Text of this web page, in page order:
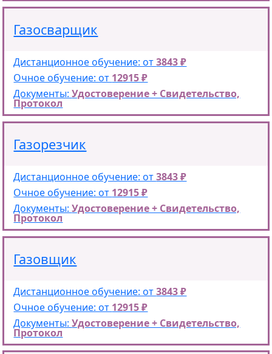
Газосварщик
Дистанционное обучение: от3843 ₽
Очное обучение: от 12915 ₽
Документы:Удостоверение + Свидетельство,
Протокол
Газорезчик
Дистанционное обучение: от3843 ₽
Очное обучение: от 12915 ₽
Документы:Удостоверение + Свидетельство,
Протокол
Газовщик
Дистанционное обучение: от3843 ₽
Очное обучение: от 12915 ₽
Документы:Удостоверение + Свидетельство,
Протокол